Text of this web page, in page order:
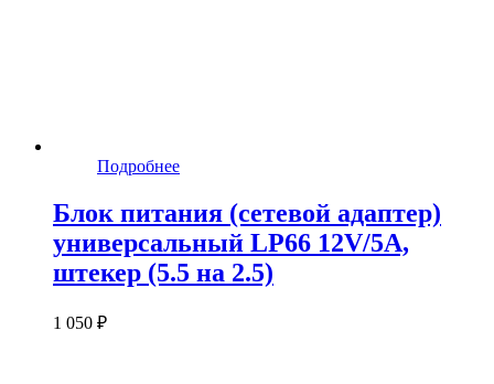
Подробнее
Блок питания (сетевой адаптер)
универсальный LP66 12V/5A,
штекер (5.5 на 2.5)
1 050 ₽